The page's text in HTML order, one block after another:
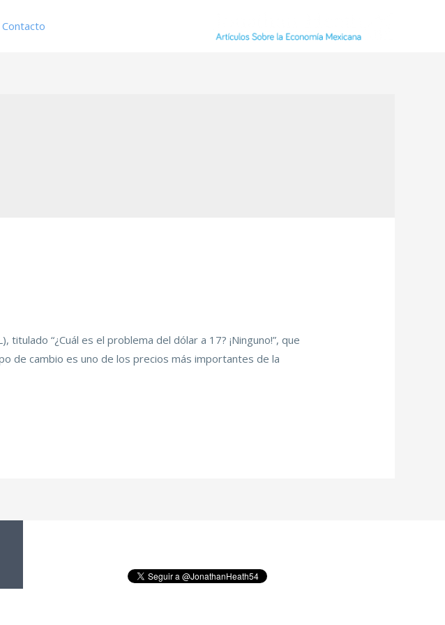
Contacto
“¿Cuál es el problema del dólar a 17? ¡Ninguno!”, que
de cambio es uno de los precios más importantes de la